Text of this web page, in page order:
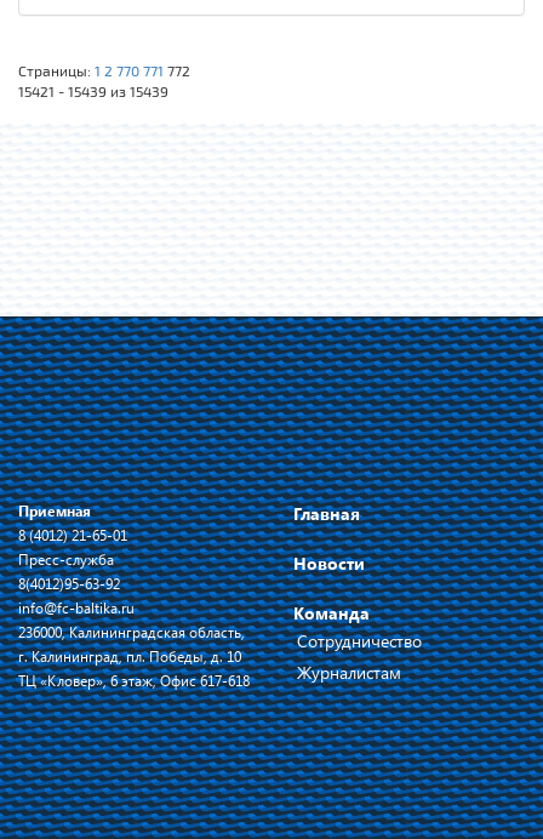
Страницы: 1 2 770 771 772
15421 - 15439 из 15439
Приемная
8 (4012) 21-65-01
Пресс-служба
8(4012)95-63-92
info@fc-baltika.ru
236000, Калининградская область,
г. Калининград, пл. Победы, д. 10
ТЦ «Кловер», 6 этаж, Офис 617-618
Главная
Новости
Команда
Сотрудничество
Журналистам